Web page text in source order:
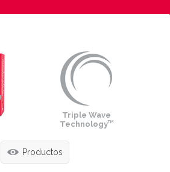
Triple Wave
TechnologyTM
Productos